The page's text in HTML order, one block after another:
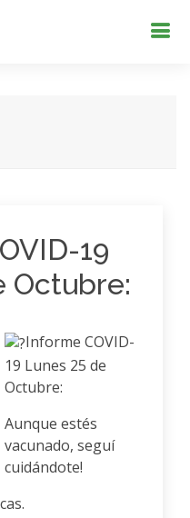
19
Octubre:
Informe COVID-
19 Lunes 25 de
Octubre:
Aunque estés
vacunado, seguí
cuidándote!